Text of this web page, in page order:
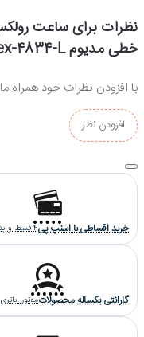
نظرات برای ساعت
خطی مدیوم Rolex-4834-L
با افزودن نظرات خود همراه
افزودن نظر
خرید اقساطی با اسنپ پی4 قسط و بدون کارمزد
گارانتی یکساله محصولاتموتور،